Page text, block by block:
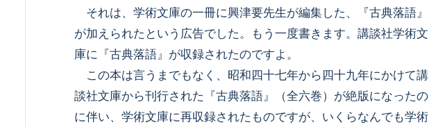
それは、学術文庫の一冊に興津要先生が編集した、『古典落語』
が加えられたという広告でした。もう一度書きます。講談社学術文
庫に『古典落語』が収録されたのですよ。
この本は言うまでもなく、昭和四十七年から四十九年にかけて講
談社文庫から刊行された『古典落語』（全六巻）が絶版になったの
に伴い、学術文庫に再収録されたものですが、いくらなんでも学術